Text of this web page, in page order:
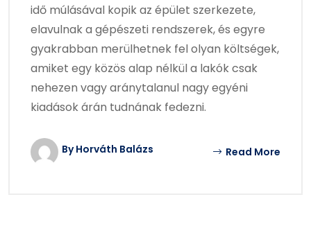
idő múlásával kopik az épület szerkezete,
elavulnak a gépészeti rendszerek, és egyre
gyakrabban merülhetnek fel olyan költségek,
amiket egy közös alap nélkül a lakók csak
nehezen vagy aránytalanul nagy egyéni
kiadások árán tudnának fedezni.
By Horváth Balázs Read More